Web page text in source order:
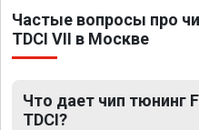
Частые вопросы про
TDCI VII в Москве
Что дает чип тюнинг
TDCI?